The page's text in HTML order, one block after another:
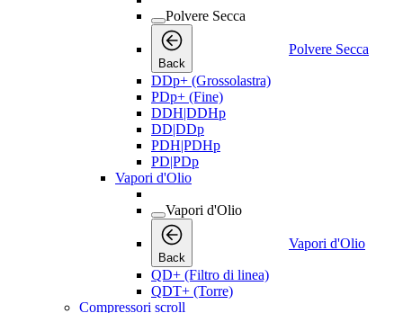
Polvere Secca
Back
Polvere Secca
DDp+ (Grossolastra)
PDp+ (Fine)
DDH|DDHp
DD|DDp
PDH|PDHp
PD|PDp
Vapori d'Olio
Vapori d'Olio
Back
Vapori d'Olio
QD+ (Filtro di linea)
QDT+ (Torre)
Compressori scroll